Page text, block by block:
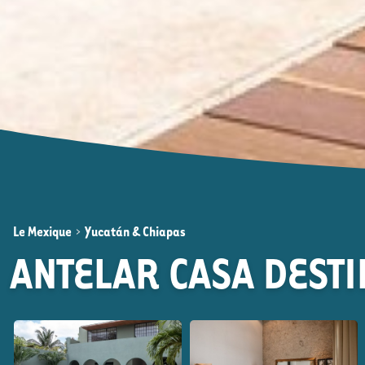
Le Mexique > Yucatán & Chiapas
ANTELAR CASA